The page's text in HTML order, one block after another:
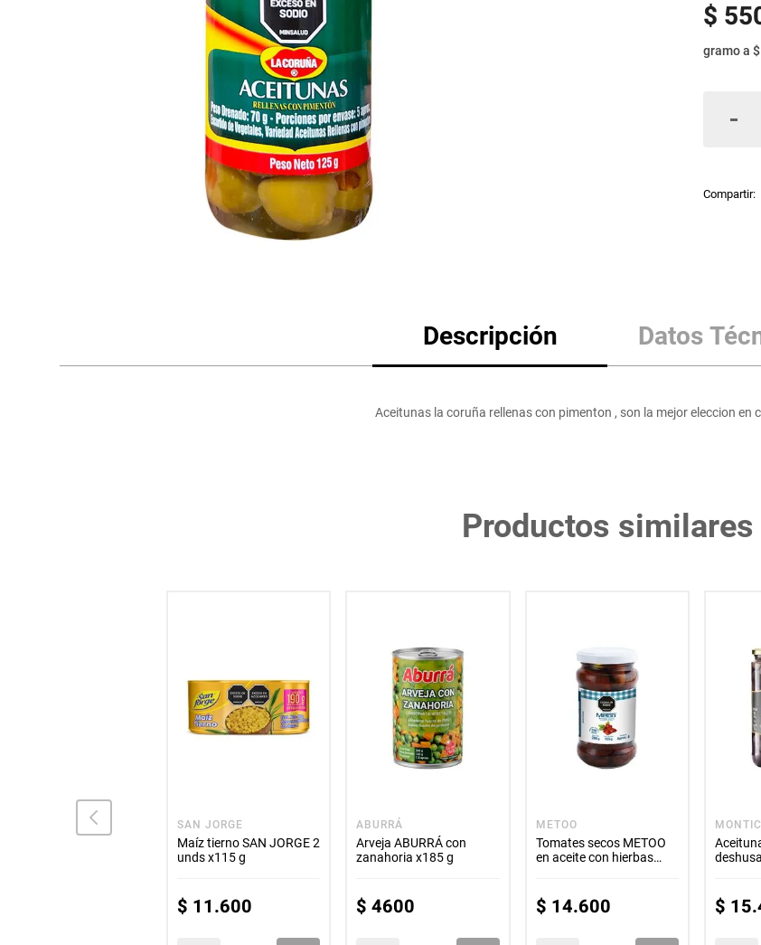
lácteos y refrigerados
otros
$
gramoa
Descripción Datos
Aceitunas la coruña rellenas con pimenton , son la mejor eleccion en
Productos similares
SAN JORGE
Maíz tierno SAN JORGE 2
unds x115 g
$ 11.600
ABURRÁ
Arveja ABURRÁ con
zanahoria x185 g
$ 4600
METOO
Tomates secos METOO
en aceite con hierbas
$ 14.600 $ 15.
Mantequilla